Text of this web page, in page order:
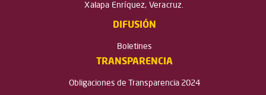
Xalapa Enríquez, Veracruz.
DIFUSIÓN
Boletines
TRANSPARENCIA
Obligaciones de Transparencia 2024